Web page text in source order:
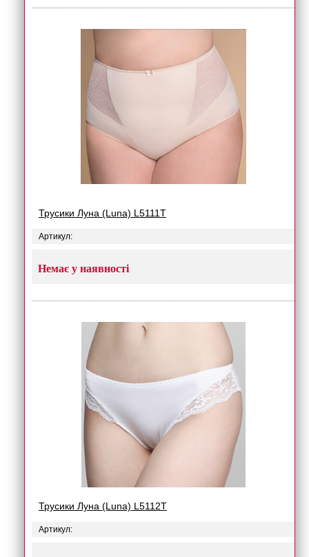
Трусики Луна (Luna) L5111T
Артикул:
Немає у наявності
Трусики Луна (Luna) L5112T
Артикул: